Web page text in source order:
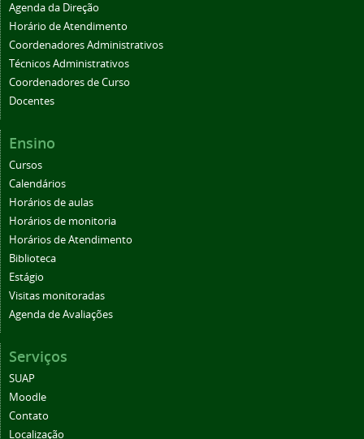
Agenda da Direção
Horário de Atendimento
Coordenadores Administrativos
Técnicos Administrativos
Coordenadores de Curso
Docentes
Ensino
Cursos
Calendários
Horários de aulas
Horários de monitoria
Horários de Atendimento
Biblioteca
Estágio
Visitas monitoradas
Agenda de Avaliações
Serviços
SUAP
Moodle
Contato
Localização